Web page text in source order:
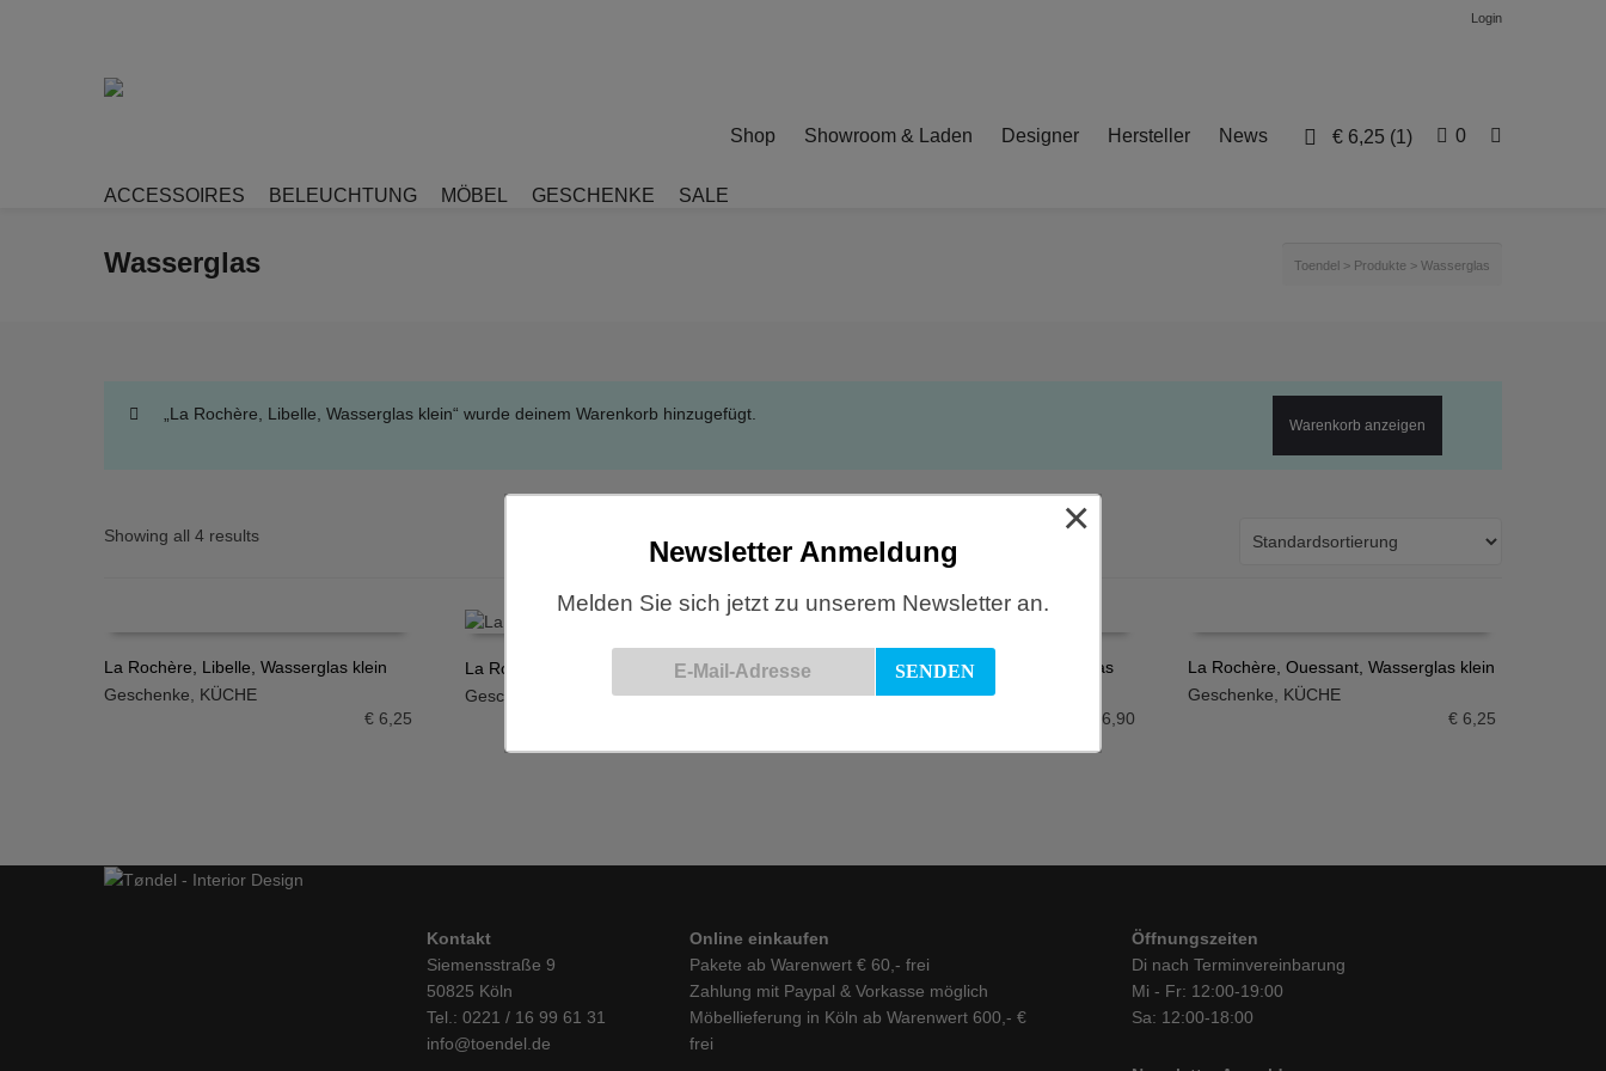
Login
€ 6,25 (1) 0
Shop Showroom & Laden Designer Hersteller News
ACCESSOIRES BELEUCHTUNG MÖBEL GESCHENKE SALE
Wasserglas Toendel > Produkte > Wasserglas
„La Rochère, Libelle, Wasserglas klein“ wurde deinem Warenkorb hinzugefügt.
Warenkorb anzeigen
Showing all 4 results
IN DEN WARENKORB
La Rochère, Libelle, Wasserglas klein
Geschenke
KÜCHE
€6,25
IN DEN WARENKORB
La Rochère, Ouessant, Glastasse
Geschenke
KÜCHE
€8,25
La Rochère, Ouessant, Longdrinkglas
Geschenke,KÜCHE
6,90
IN DEN WARENKORB
La Rochère, Ouessant, Wasserglas klein
Geschenke
KÜCHE
€ 6,25
Kontakt
Siemensstraße 9
50825 Köln
Tel.: 0221 / 16 99 61 31
info@toendel.de
Online einkaufen
Pakete ab Warenwert € 60,- frei
Zahlung mit Paypal & Vorkasse möglich
Möbellieferung in Köln ab Warenwert 600,- €
frei
Öffnungszeiten
Di nach Terminvereinbarung
Mi - Fr: 12:00-19:00
Sa: 12:00-18:00
Newsletter Anmeldung
Melden Sie sich jetzt zu unserem Newsletter an.
×